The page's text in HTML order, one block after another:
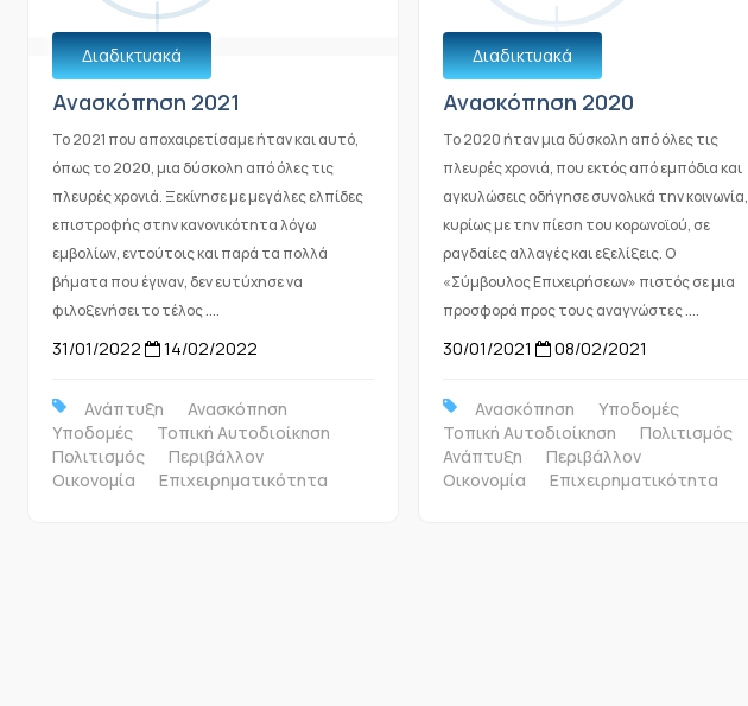
Διαδικτυακά
Ανασκόπηση 2021
Το 2021 που αποχαιρετίσαμε ήταν και αυτό,
όπως το 2020, μια δύσκολη από όλες τις
πλευρές χρονιά. Ξεκίνησε με μεγάλες ελπίδες
επιστροφής στην κανονικότητα λόγω
εμβολίων, εντούτοις και παρά τα πολλά
βήματα που έγιναν, δεν ευτύχησε να
φιλοξενήσει το τέλος ....
31/01/2022 14/02/2022
Ανάπτυξη
Ανασκόπηση
Υποδομές
Τοπική Αυτοδιοίκηση
Πολιτισμός
Περιβάλλον
Οικονομία
Επιχειρηματικότητα
Διαδικτυακά
Ανασκόπηση 2020
Το 2020 ήταν μια δύσκολη από όλες τις
πλευρές χρονιά, που εκτός από εμπόδια και
αγκυλώσεις οδήγησε συνολικά την κοινωνία,
κυρίως με την πίεση του κορωνοϊού, σε
ραγδαίες αλλαγές και εξελίξεις. Ο
«Σύμβουλος Επιχειρήσεων» πιστός σε μια
προσφορά προς τους αναγνώστες ....
30/01/2021 08/02/2021
Ανασκόπηση
Υποδομές
Τοπική Αυτοδιοίκηση
Πολιτισμός
Ανάπτυξη
Περιβάλλον
Οικονομία
Επιχειρηματικότητα